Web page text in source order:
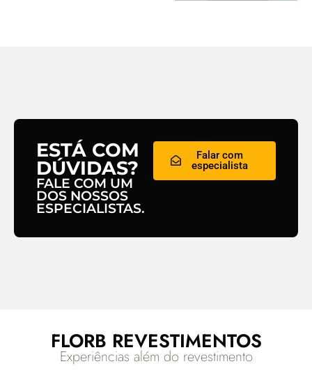
ESTÁ COM
DÚVIDAS?
FALE COM UM
DOS NOSSOS
ESPECIALISTAS.
Falar com
especialista
FLORB REVESTIMENTOS
Experiências além do revestimento